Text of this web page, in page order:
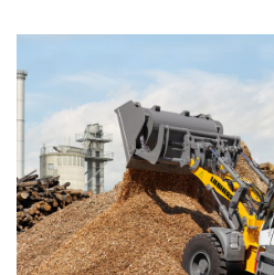
NAUDOTA
KARJEROS
APIE